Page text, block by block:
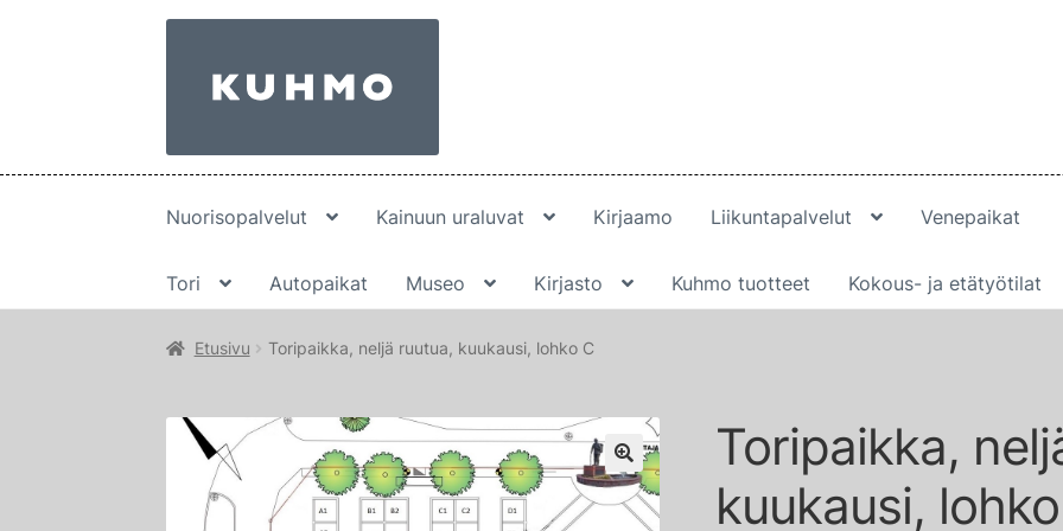
Nuorisopalvelut Kainuun uraluvat Kirjaamo Liikuntapalvelut Venepaikat
Tori Autopaikat Museo Kirjasto Kuhmo tuotteet Kokous- ja etätyötilat
Etusivu Toripaikka, neljä ruutua, kuukausi, lohko C
🔍
Toripaikka,
kuukausi,